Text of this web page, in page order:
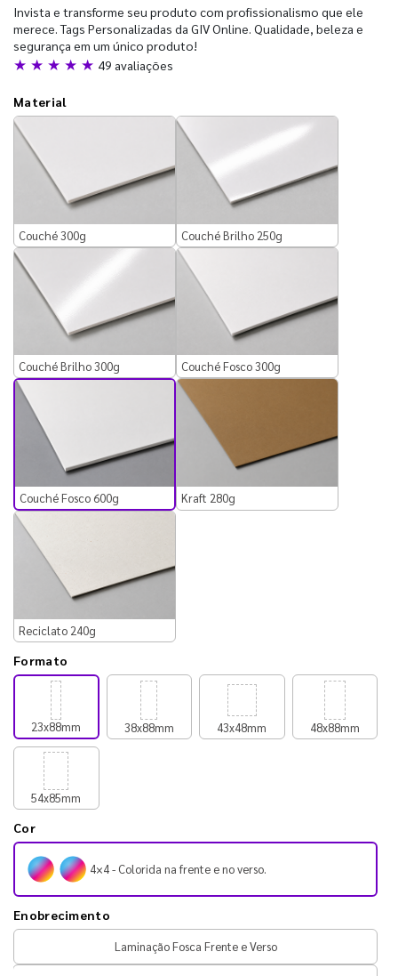
Invista e transforme seu produto com profissionalismo que ele
merece. Tags Personalizadas da GIV Online. Qualidade, beleza e
segurança em um único produto!
★ ★ ★ ★ ★ 49 avaliações
Material
Couché 300g Couché Brilho 250g
Couché Brilho 300g Couché Fosco 300g
Couché Fosco 600g Kraft 280g
Reciclato 240g
Formato
23x88mm 38x88mm 43x48mm 48x88mm
54x85mm
Cor
4×4 - Colorida na frente e no verso.
Enobrecimento
Laminação Fosca Frente e Verso